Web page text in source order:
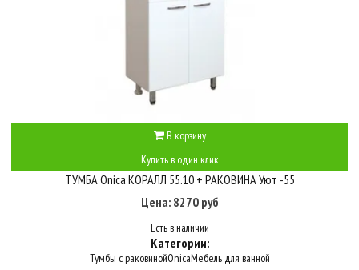
В корзину
Купить в один клик
ТУМБА Onica КОРАЛЛ 55.10 + РАКОВИНА Уют -55
Цена: 8270 руб
Есть в наличии
Категории:
Тумбы с раковинойOnicaМебель для ванной